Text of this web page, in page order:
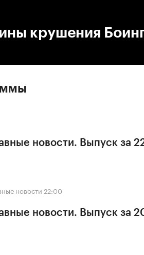
крушения
новости. Выпуск за
новости 22:00
новости. Выпуск за